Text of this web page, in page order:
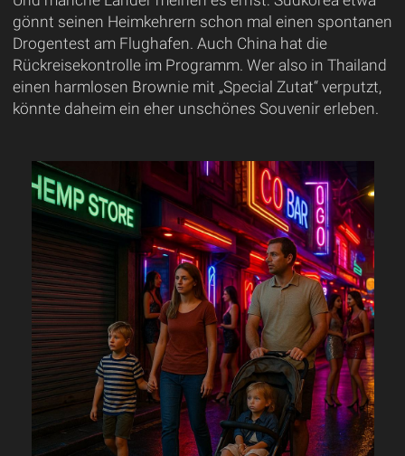
gönnt seinen Heimkehrern schon mal einen spontanen
Drogentest am Flughafen. Auch China hat die
Rückreisekontrolle im Programm. Wer also in Thailand
einen harmlosen Brownie mit „Special Zutat“ verputzt,
könnte daheim ein eher unschönes Souvenir erleben.